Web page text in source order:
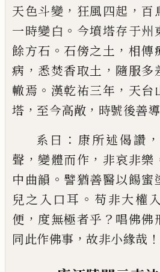
天色斗變 ， 狂風四起 ， 百
一時變白 。 今墳塔存于州
餘方石 。 石傍之土 ， 相傳
病 ， 悉焚香取土 ， 隨服多
轍焉 。 漢乾祐三年 ， 天台
塔 ， 至今高敞 ， 時號後善
系曰 ： 康所述偈讚 ，
聲 ，變體而作 ， 非哀非樂
中曲韻 。 譬猶善醫以餳蜜
兒之入 口耳 。 苟非大權
便 ， 度無極者乎 ？ 唱佛佛
同此作佛事 ， 故非小緣哉 ！